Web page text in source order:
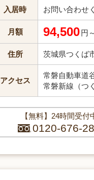
入居時 お問い合わせ
月額 94,500円～
住所 茨城県つくば
アクセス
常磐自動車道
常磐新線（つ
【無料】24時間受付
0120-676-